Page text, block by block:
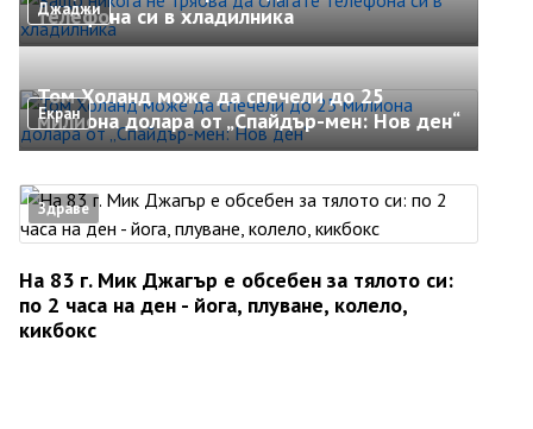
Джаджи
телефона си в хладилника
Екран
Том Холанд може да спечели до 25
милиона долара от „Спайдър-мен: Нов ден“
Здраве
На 83 г. Мик Джагър е обсебен за тялото си:
по 2 часа на ден - йога, плуване, колело,
кикбокс